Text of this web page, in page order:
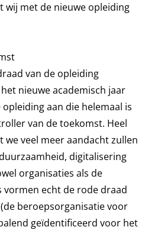
wij met de nieuwe opleiding
van de opleiding
nieuwe academisch jaar
aan die helemaal is
van de toekomst. Heel
veel meer aandacht zullen
digitalisering
organisaties als de
vormen echt de rode draad
beroepsorganisatie voor
geïdentificeerd voor het